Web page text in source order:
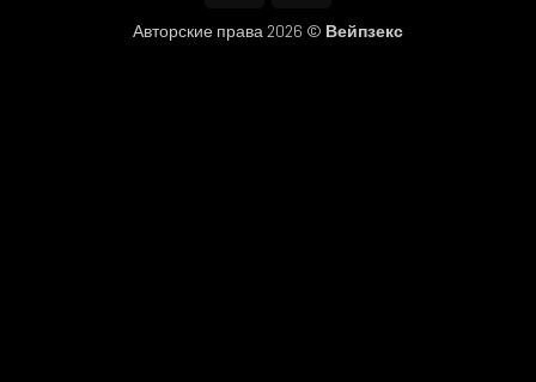
Авторские права 2026 © Вейпзекс